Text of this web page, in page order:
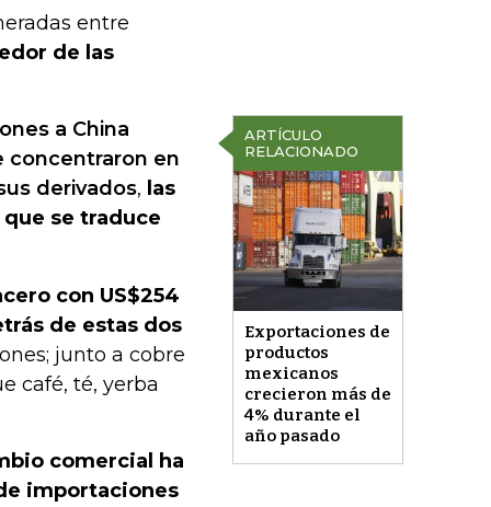
entre
de las
ARTÍCULO
RELACIONADO
Exportaciones de
productos
mexicanos
crecieron más de
4% durante el
año pasado
a China
concentraron en
derivados, las
que se traduce
con US$254
de estas dos
junto a cobre
café, té, yerba
comercial ha
importaciones